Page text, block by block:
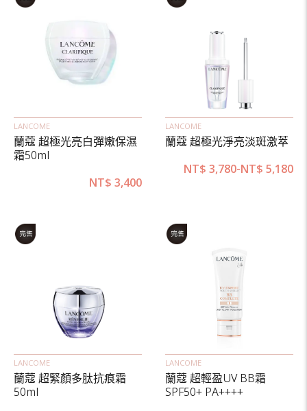
LANCOME
蘭蔻 超極光亮白彈嫩保濕
霜50ml
NT$ 3,400
LANCOME
蘭蔻 超極光淨亮淡斑激萃
NT$ 3,780-NT$ 5,180
LANCOME
蘭蔻 超緊顏多肽抗痕霜
50ml
LANCOME
蘭蔻 超輕盈UV BB霜
SPF50+ PA++++